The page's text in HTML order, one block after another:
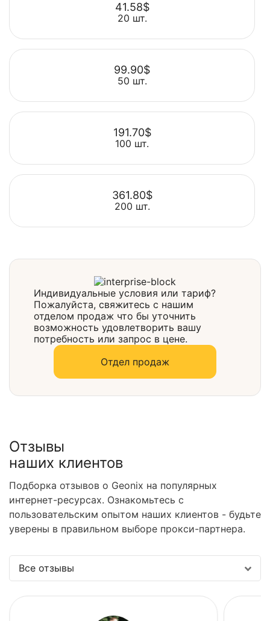
Выбрать
41.58$
20 шт.
Выбрать
99.90$
50 шт.
Выбрать
191.70$
100 шт.
Выбрать
361.80$
200 шт.
Индивидуальные условия или тариф?
Пожалуйста, свяжитесь с нашим
отделом продаж что бы уточнить
возможность удовлетворить вашу
потребность или запрос в цене.
Отдел продаж
Отзывы
наших клиентов
Подборка отзывов о Geonix на популярных
интернет-ресурсах. Ознакомьтесь с
пользовательским опытом наших клиентов - будьте
уверены в правильном выборе прокси-партнера.
Все отзывы